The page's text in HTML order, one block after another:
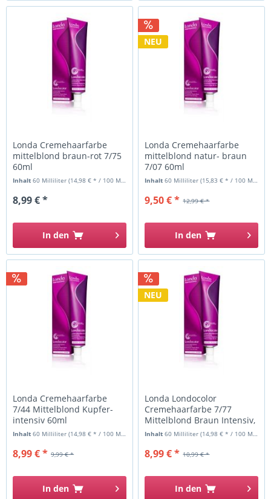
Londa Cremehaarfarbe
mittelblond braun-rot 7/75
60ml
Inhalt60 Milliliter(14,98 € * / 100 Milliliter)
8,99 € *
In den
NEU
Londa Cremehaarfarbe
mittelblond natur- braun
7/07 60ml
Inhalt60 Milliliter(15,83 € * / 100 Milliliter)
12,99 € *
9,50 € *
In den
Londa Cremehaarfarbe
7/44 Mittelblond Kupfer-
intensiv 60ml
Inhalt60 Milliliter(14,98 € * / 100 Milliliter)
9,99 € *
8,99 € *
In den
NEU
Londa Londocolor
Cremehaarfarbe 7/77
Mittelblond Braun Intensiv,
Tube 60 ml
Inhalt60 Milliliter(14,98 € * / 100 Milliliter)
10,99 € *
8,99 € *
In den